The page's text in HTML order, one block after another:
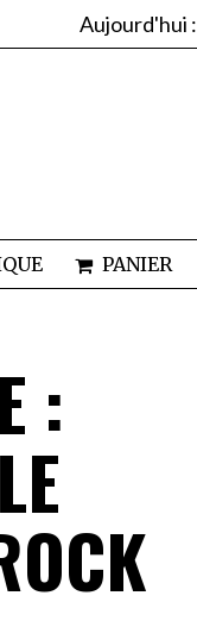
Aujourd'hui :
PANIER
: